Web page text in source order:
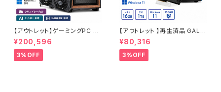
【アウトレット】ゲーミングPC 未
使用品 RTX4060Ti Ryzen7
5700X メモリ32GB SSD1TB
AI 動画編集 90日保証 G-Stor
m
¥200,596
3%OFF
【アウトレット 】再生済品 GALL
ERIA RM RX 6500XT Core i
5-12400 メモリ16GB SSD1T
B ゲーミングPC 整備済み品 9
0日保証
¥80,316
3%OFF